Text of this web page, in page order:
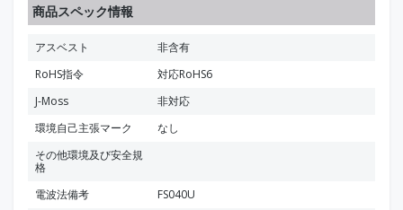
商品スペック情報
アスベスト
非含有
RoHS指令
対応RoHS6
J-Moss
非対応
環境自己主張マーク
なし
その他環境及び安全規
格
電波法備考
FS040U